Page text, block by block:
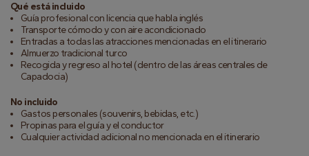
Qué está incluido
Guía profesional con licencia que habla inglés
Transporte cómodo y con aire acondicionado
Entradas a todas las atracciones mencionadas en el itinerario
Almuerzo tradicional turco
Recogida y regreso al hotel (dentro de las áreas centrales de
Capadocia)
No incluido
Gastos personales (souvenirs, bebidas, etc.)
Propinas para el guía y el conductor
Cualquier actividad adicional no mencionada en el itinerario